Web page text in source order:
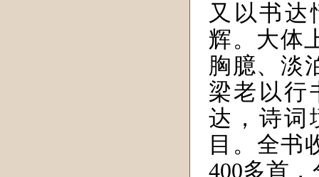
又以书达
辉。大体
胸臆、淡
梁老以行
达，诗词
目。全书
400多首，